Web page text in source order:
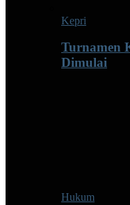
Kepri
Turnamen
Dimulai
Hukum